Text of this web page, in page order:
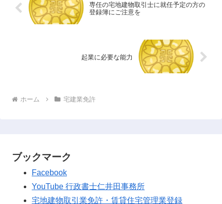
専任の宅地建物取引士に就任予定の方の
登録簿にご注意を
起業に必要な能力
ホーム 宅建業免許
ブックマーク
Facebook
YouTube 行政書士仁井田事務所
宅地建物取引業免許・賃貸住宅管理業登録